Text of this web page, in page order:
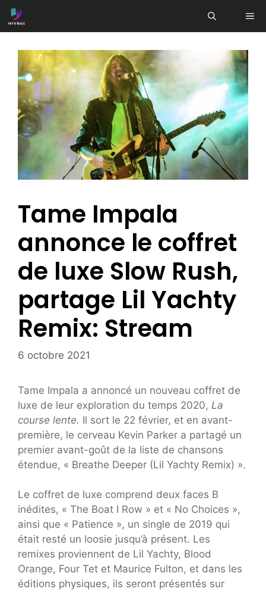
Aller
au
Tame Impala
annonce le coffret
de luxe Slow Rush,
partage Lil Yachty
Remix: Stream
6 octobre 2021
Tame Impala a annoncé un nouveau coffret de
luxe de leur exploration du temps 2020, La
course lente. Il sort le 22 février, et en avant-
première, le cerveau Kevin Parker a partagé un
premier avant-goût de la liste de chansons
étendue, « Breathe Deeper (Lil Yachty Remix) ».
Le coffret de luxe comprend deux faces B
inédites, « The Boat I Row » et « No Choices »,
ainsi que « Patience », un single de 2019 qui
était resté un loosie jusqu’à présent. Les
remixes proviennent de Lil Yachty, Blood
Orange, Four Tet et Maurice Fulton, et dans les
éditions physiques, ils seront présentés sur